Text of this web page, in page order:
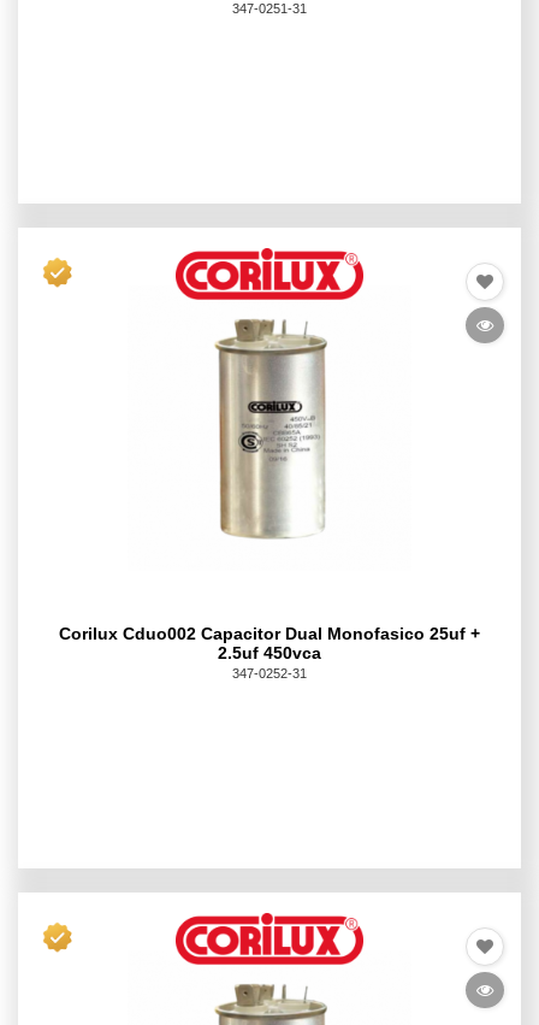
347-0251-31
Corilux Cduo002 Capacitor Dual Monofasico 25uf +
2.5uf 450vca
347-0252-31